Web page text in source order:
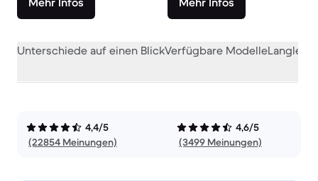
Unterschiede auf einen BlickVerfügbare Modelle
4,4/5
(22854 Meinungen)
4,6/5
(3499 Meinungen)